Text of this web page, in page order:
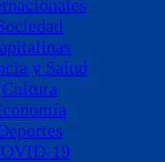
página
y Salud
Cultura
19